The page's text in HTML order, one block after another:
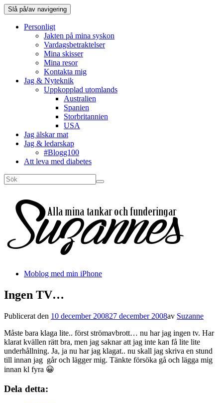
Slå på/av navigering
Personligt
Jakten på mina syskon
Vardagsbetraktelser
Mina skisser
Mina resor
Kontakta mig
Jag & Nyteknik
Uppkopplad utomlands
Australien
Spanien
Storbritannien
USA
Jag älskar mat
Jag & ledarskap
#Blogg100
Att leva med diabetes
Moblog med min iPhone
Ingen TV…
Publicerat den 10 december 200827 december 2008av Suzanne
Måste bara klaga lite.. först strömavbrott… nu har jag ingen tv. Har
klarat kvällen rätt bra, men jag saknar att jag inte kan få lite lite
underhållning. Ja, ja nu har jag klagat.. nu skall jag skriva en stund
till innan jag går och lägger mig. Tänkte försöka gå och lägga mig
innan kl fyra 😀
Dela detta: